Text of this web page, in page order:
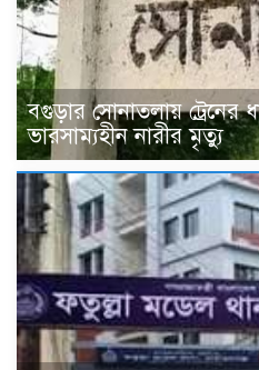
বগুড়ার সোনাতলায় ট্রেনের
ভারসাম্যহীন নারীর মৃত্যু